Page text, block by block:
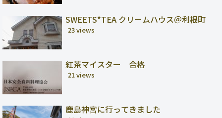
SWEETS*TEA クリームハウス＠利根町
23 views
紅茶マイスター 合格
21 views
鹿島神宮に行ってきました